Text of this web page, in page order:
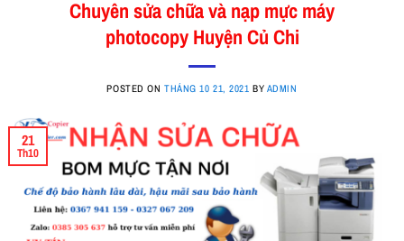
Chuyên sửa chữa và nạp mực máy
photocopy Huyện Củ Chi
POSTED ON THÁNG 10 21, 2021 BY ADMIN
21
Th10